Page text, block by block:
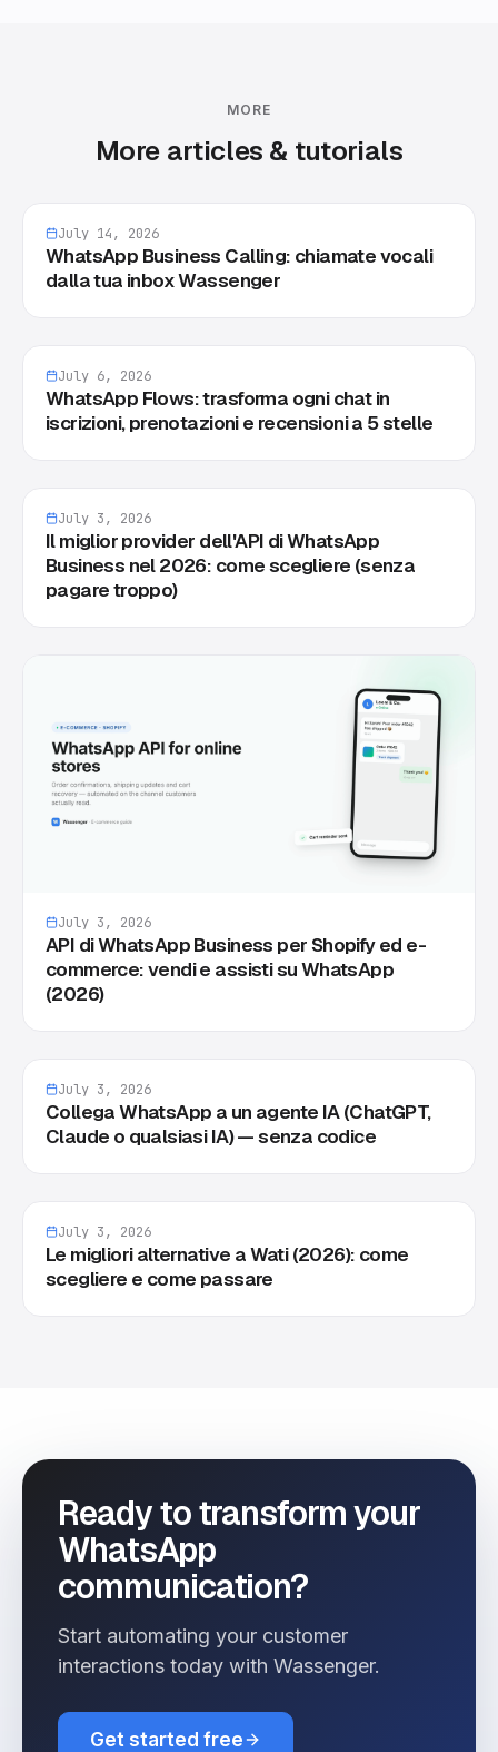
MORE
More articles & tutorials
July 14, 2026
WhatsApp Business Calling: chiamate vocali
dalla tua inbox Wassenger
July 6, 2026
WhatsApp Flows: trasforma ogni chat in
iscrizioni, prenotazioni e recensioni a 5 stelle
July 3, 2026
Il miglior provider dell'API di WhatsApp
Business nel 2026: come scegliere (senza
pagare troppo)
July 3, 2026
API di WhatsApp Business per Shopify ed e-
commerce: vendi e assisti su WhatsApp
(2026)
July 3, 2026
Collega WhatsApp a un agente IA (ChatGPT,
Claude o qualsiasi IA) — senza codice
July 3, 2026
Le migliori alternative a Wati (2026): come
scegliere e come passare
Ready to transform your
WhatsApp
communication?
Start automating your customer
interactions today with Wassenger.
Get started free